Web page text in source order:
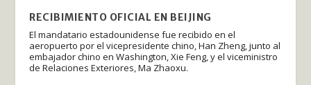
RECIBIMIENTO OFICIAL EN BEIJING
El mandatario estadounidense fue recibido en el
aeropuerto por el vicepresidente chino, Han Zheng, junto al
embajador chino en Washington, Xie Feng, y el viceministro
de Relaciones Exteriores, Ma Zhaoxu.